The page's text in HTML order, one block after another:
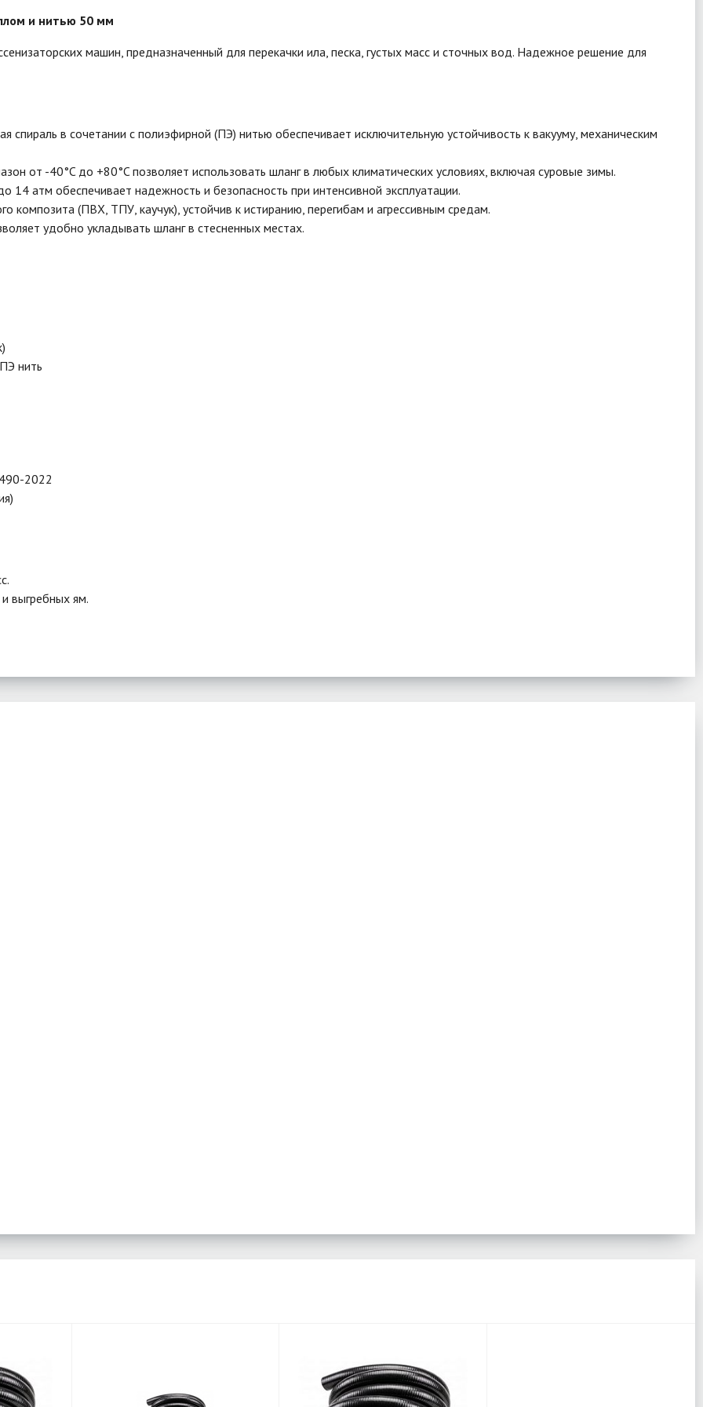
и нитью 50 мм
машин, предназначенный для перекачки ила, песка, густых масс и сточных вод. Надежное решение для
спираль в сочетании с полиэфирной (ПЭ) нитью обеспечивает исключительную устойчивость к вакууму, механическим
от -40°C до +80°C позволяет использовать шланг в любых климатических условиях, включая суровые зимы.
14 атм обеспечивает надежность и безопасность при интенсивной эксплуатации.
композита (ПВХ, ТПУ, каучук), устойчив к истиранию, перегибам и агрессивным средам.
удобно укладывать шланг в стесненных местах.
нить
2022
выгребных ям.